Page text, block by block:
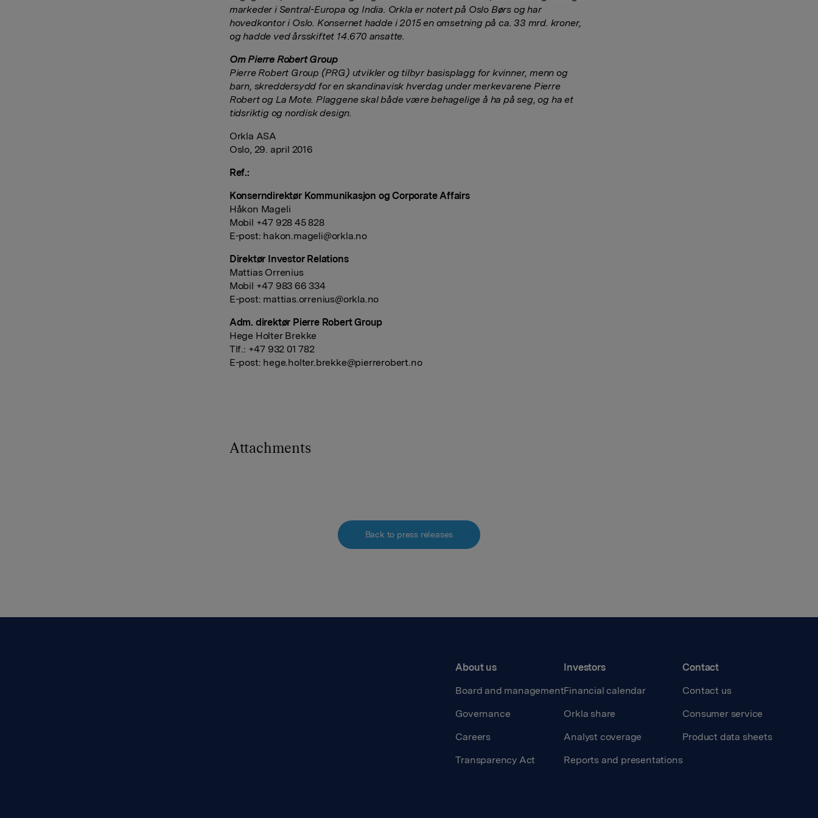
markeder i Sentral-Europa og India. Orkla er notert på Oslo Børs og har
hovedkontor i Oslo. Konsernet hadde i 2015 en omsetning på ca. 33 mrd. kroner,
og hadde ved årsskiftet 14.670 ansatte.
Om Pierre Robert Group
Pierre Robert Group (PRG) utvikler og tilbyr basisplagg for kvinner, menn og
barn, skreddersydd for en skandinavisk hverdag under merkevarene Pierre
Robert og La Mote. Plaggene skal både være behagelige å ha på seg, og ha et
tidsriktig og nordisk design.
Orkla ASA
Oslo, 29. april 2016
Ref.:
Konserndirektør Kommunikasjon og Corporate Affairs
Håkon Mageli
Mobil +47 928 45 828
E-post: hakon.mageli@orkla.no
Direktør Investor Relations
Mattias Orrenius
Mobil +47 983 66 334
E-post: mattias.orrenius@orkla.no
Adm. direktør Pierre Robert Group
Hege Holter Brekke
Tlf.: +47 932 01 782
E-post: hege.holter.brekke@pierrerobert.no
Attachments
Back to press releases
About us
Board and management
Governance
Careers
Transparency Act
Investors
Financial calendar
Orkla share
Analyst coverage
Reports and presentations
Contact
Contact us
Consumer service
Product data sheets